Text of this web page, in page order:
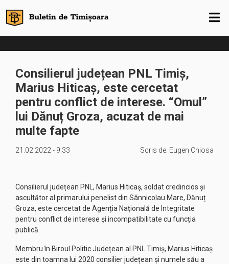
Consilierul județean PNL Timiș,
Marius Hiticaș, este cercetat
pentru conflict de interese. “Omul”
lui Dănuț Groza, acuzat de mai
multe fapte
21.02.2022 - 9:33 Scris de: Eugen Chiosa
Consilierul județean PNL, Marius Hiticaș, soldat credincios și
ascultător al primarului penelist din Sânnicolau Mare, Dănuț
Groza, este cercetat de Agenția Națională de Integritate
pentru conflict de interese și incompatibilitate cu funcția
publică.
Membru în Biroul Politic Județean al PNL Timiș, Marius Hiticaș
este din toamna lui 2020 consilier județean și numele său a